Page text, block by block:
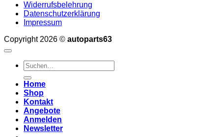
Widerrufsbelehrung
Datenschutzerklärung
Impressum
Copyright 2026 © autoparts63
Suchen
nach:
Home
Shop
Kontakt
Angebote
Anmelden
Newsletter